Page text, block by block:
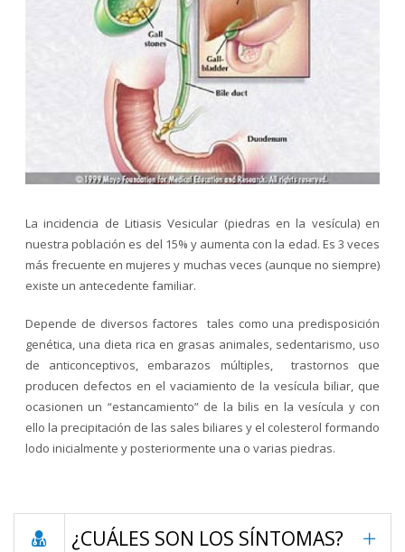
La incidencia de Litiasis Vesicular (piedras en la vesícula) en
nuestra población es del 15% y aumenta con la edad. Es 3 veces
más frecuente en mujeres y muchas veces (aunque no siempre)
existe un antecedente familiar.
Depende de diversos factores tales como una predisposición
genética, una dieta rica en grasas animales, sedentarismo, uso
de anticonceptivos, embarazos múltiples, trastornos que
producen defectos en el vaciamiento de la vesícula biliar, que
ocasionen un “estancamiento” de la bilis en la vesícula y con
ello la precipitación de las sales biliares y el colesterol formando
lodo inicialmente y posteriormente una o varias piedras.
¿CUÁLES SON LOS SÍNTOMAS?